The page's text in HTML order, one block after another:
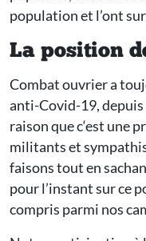
population et l’ont
La position
Combat ouvrier a
anti-Covid-19,
raison que c‘est une
militants et
faisons tout en
pour l’instant sur ce
compris parmi nos